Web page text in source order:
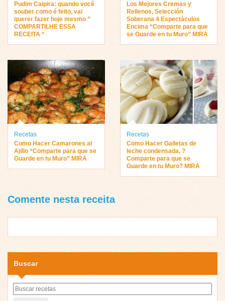
Pudim Caipira: quando você
souber como é feito, vai
querer fazer hoje mesmo ”
COMPARTILHE ESSA
RECEITA “
Los Mejores Cremas y
Rellenos, Selección
Soberana 4 Espectáculos
Encima “Comparte para que
se Guarde en tu Muro” MIRA
Recetas
Como Hacer Camarones al
Ajillo “Comparte para que se
Guarde en tu Muro” MIRA
Recetas
Como Hacer Galletas de
leche condensada, ?
Comparte para que se
Guarde en tu Muro? MIRA
Comente nesta receita
Buscar